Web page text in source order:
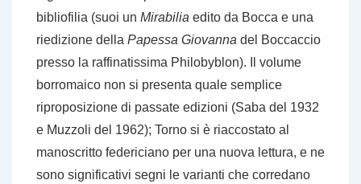
bibliofilia (suoi un Mirabilia edito da Bocca e una
riedizione della Papessa Giovanna del Boccaccio
presso la raffinatissima Philobyblon). Il volume
borromaico non si presenta quale semplice
riproposizione di passate edizioni (Saba del 1932
e Muzzoli del 1962); Torno si è riaccostato al
manoscritto federiciano per una nuova lettura, e ne
sono significativi segni le varianti che corredano